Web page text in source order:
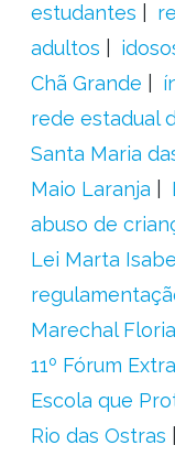
estudantes
adultos
Chã Grande
rede estadual
Santa Maria
Maio Laranja
abuso de
Lei Marta
Marechal
11º Fórum
Escola que
Rio das Ostras